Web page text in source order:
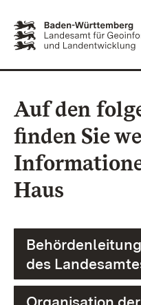
Auf den
finden Sie
Haus
des